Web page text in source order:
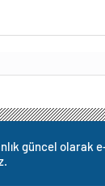
güncel olarak